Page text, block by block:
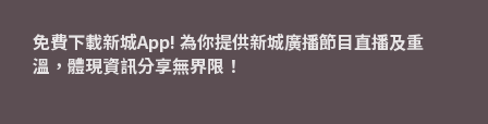
免費下載新城App! 為你提供新城廣播節目直播及重
溫，體現資訊分享無界限！